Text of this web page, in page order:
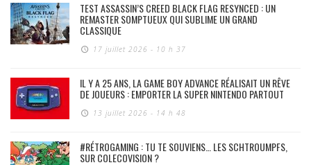
TEST ASSASSIN’S CREED BLACK FLAG RESYNCED : UN
REMASTER SOMPTUEUX QUI SUBLIME UN GRAND
CLASSIQUE
17 juillet 2026 - 10 h 37
IL Y A 25 ANS, LA GAME BOY ADVANCE RÉALISAIT UN RÊVE
DE JOUEURS : EMPORTER LA SUPER NINTENDO PARTOUT
13 juillet 2026 - 14 h 48
#RÉTROGAMING : TU TE SOUVIENS… LES SCHTROUMPFS,
SUR COLECOVISION ?